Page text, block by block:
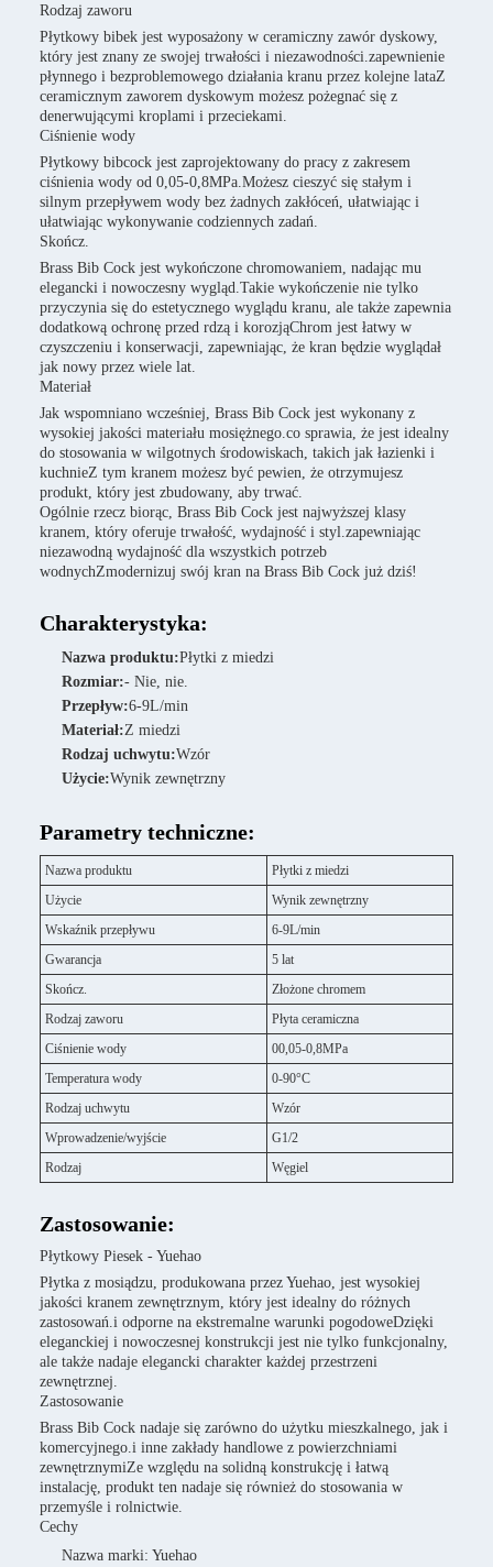
Rodzaj zaworu
Płytkowy bibek jest wyposażony w ceramiczny zawór dyskowy,
który jest znany ze swojej trwałości i niezawodności.zapewnienie
płynnego i bezproblemowego działania kranu przez kolejne lataZ
ceramicznym zaworem dyskowym możesz pożegnać się z
denerwującymi kroplami i przeciekami.
Ciśnienie wody
Płytkowy bibcock jest zaprojektowany do pracy z zakresem
ciśnienia wody od 0,05-0,8MPa.Możesz cieszyć się stałym i
silnym przepływem wody bez żadnych zakłóceń, ułatwiając i
ułatwiając wykonywanie codziennych zadań.
Skończ.
Brass Bib Cock jest wykończone chromowaniem, nadając mu
elegancki i nowoczesny wygląd.Takie wykończenie nie tylko
przyczynia się do estetycznego wyglądu kranu, ale także zapewnia
dodatkową ochronę przed rdzą i korozjąChrom jest łatwy w
czyszczeniu i konserwacji, zapewniając, że kran będzie wyglądał
jak nowy przez wiele lat.
Materiał
Jak wspomniano wcześniej, Brass Bib Cock jest wykonany z
wysokiej jakości materiału mosiężnego.co sprawia, że jest idealny
do stosowania w wilgotnych środowiskach, takich jak łazienki i
kuchnieZ tym kranem możesz być pewien, że otrzymujesz
produkt, który jest zbudowany, aby trwać.
Ogólnie rzecz biorąc, Brass Bib Cock jest najwyższej klasy
kranem, który oferuje trwałość, wydajność i styl.zapewniając
niezawodną wydajność dla wszystkich potrzeb
wodnychZmodernizuj swój kran na Brass Bib Cock już dziś!
Charakterystyka:
Nazwa produktu:Płytki z miedzi
Rozmiar:- Nie, nie.
Przepływ:6-9L/min
Materiał:Z miedzi
Rodzaj uchwytu:Wzór
Użycie:Wynik zewnętrzny
Parametry techniczne:
Nazwa produktu
Płytki z miedzi
Użycie
Wynik zewnętrzny
Wskaźnik przepływu
6-9L/min
Gwarancja
5 lat
Skończ.
Złożone chromem
Rodzaj zaworu
Płyta ceramiczna
Ciśnienie wody
00,05-0,8MPa
Temperatura wody
0-90°C
Rodzaj uchwytu
Wzór
Wprowadzenie/wyjście
G1/2
Rodzaj
Węgiel
Zastosowanie:
Płytkowy Piesek - Yuehao
Płytka z mosiądzu, produkowana przez Yuehao, jest wysokiej
jakości kranem zewnętrznym, który jest idealny do różnych
zastosowań.i odporne na ekstremalne warunki pogodoweDzięki
eleganckiej i nowoczesnej konstrukcji jest nie tylko funkcjonalny,
ale także nadaje elegancki charakter każdej przestrzeni
zewnętrznej.
Zastosowanie
Brass Bib Cock nadaje się zarówno do użytku mieszkalnego, jak i
komercyjnego.i inne zakłady handlowe z powierzchniami
zewnętrznymiZe względu na solidną konstrukcję i łatwą
instalację, produkt ten nadaje się również do stosowania w
przemyśle i rolnictwie.
Cechy
Nazwa marki: Yuehao